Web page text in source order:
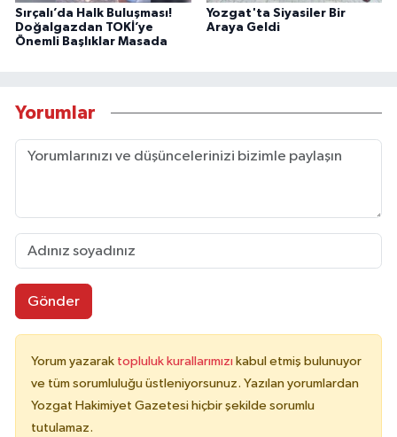
Sırçalı’da Halk Buluşması!
Doğalgazdan TOKİ’ye
Önemli Başlıklar Masada
Yozgat'ta Siyasiler Bir
Araya Geldi
Yorumlar
Gönder
Yorum yazarak topluluk kurallarımızı kabul etmiş bulunuyor
ve tüm sorumluluğu üstleniyorsunuz. Yazılan yorumlardan
Yozgat Hakimiyet Gazetesi hiçbir şekilde sorumlu
tutulamaz.